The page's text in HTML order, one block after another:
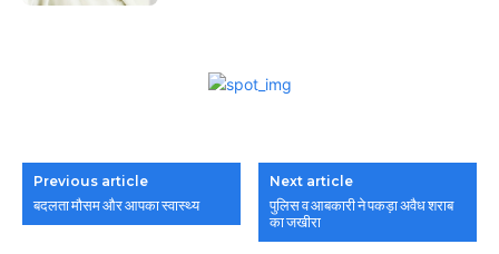
Previous article
बदलता मौसम और आपका स्वास्थ्य
Next article
पुलिस व आबकारी ने पकड़ा अवैध शराब
का जखीरा